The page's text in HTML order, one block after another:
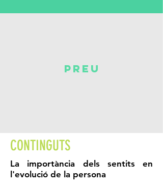
preu
CONTINGUTS
La importància dels sentits en
l'evolució de la persona